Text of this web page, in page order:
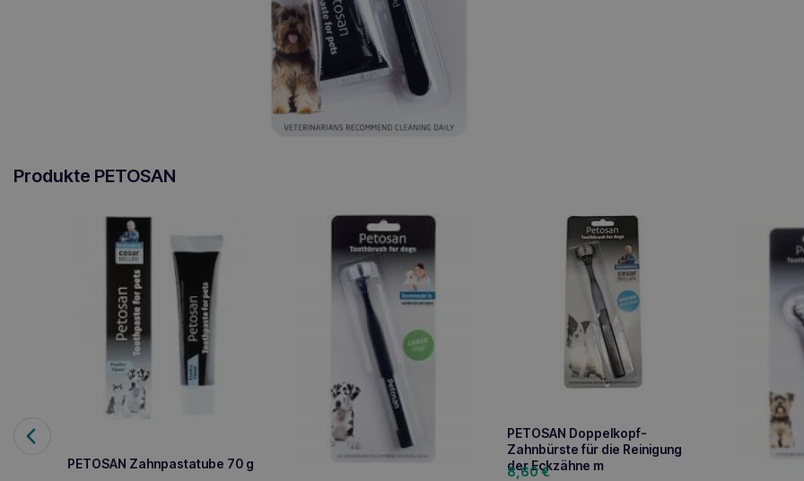
Produkte PETOSAN
PETOSAN Zahnpastatube 70 g
PETOSAN Doppelkopf-
Zahnbürste für die Reinigung
der Eckzähne m
8,60€